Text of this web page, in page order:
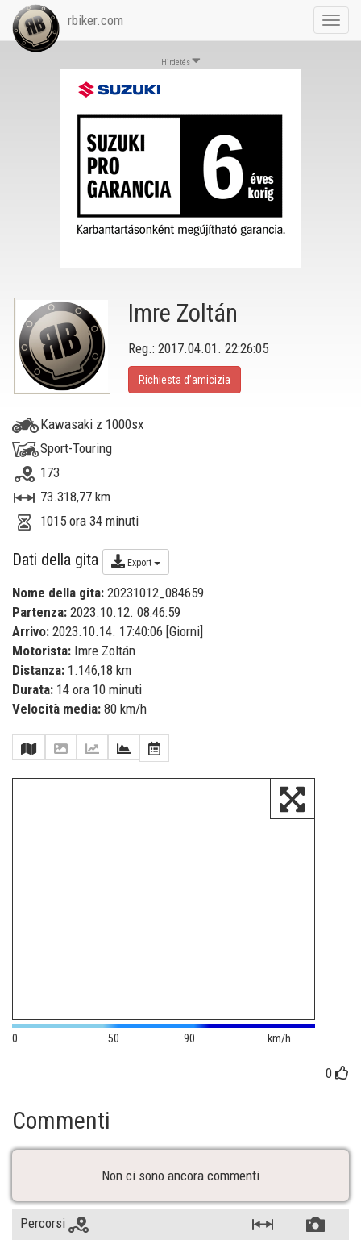
rbiker.com
Hirdetés
Imre Zoltán
Reg.: 2017.04.01. 22:26:05
Richiesta d’amicizia
Kawasaki z 1000sx
Sport-Touring
173
73.318,77 km
1015 ora 34 minuti
Dati della gita Export
Nome della gita: 20231012_084659
Partenza: 2023.10.12. 08:46:59
Arrivo: 2023.10.14. 17:40:06 [Giorni]
Motorista: Imre Zoltán
Distanza: 1.146,18 km
Durata: 14 ora 10 minuti
Velocità media: 80 km/h
0 50 90 km/h
0
Commenti
Non ci sono ancora commenti
Percorsi